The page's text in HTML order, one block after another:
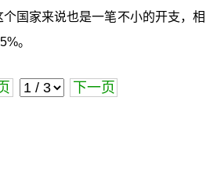
国家来说也是一笔不小的开支，相
。
下一页